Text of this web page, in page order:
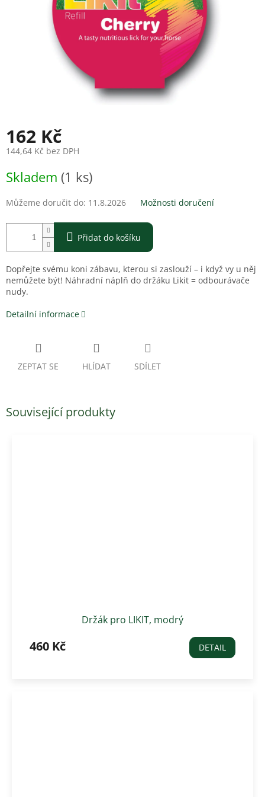
162 Kč
144,64 Kč bez DPH
cena:
Skladem (1 ks)
Můžeme doručit do: 11.8.2026 Možnosti doručení
Přidat do košíku
Dopřejte svému koni zábavu, kterou si zaslouží – i když vy u něj
nemůžete být! Náhradní náplň do držáku Likit = odbourávače
nudy.
Detailní informace
ZEPTAT SE HLÍDAT SDÍLET
Související produkty
Držák pro LIKIT, modrý
460 Kč DETAIL